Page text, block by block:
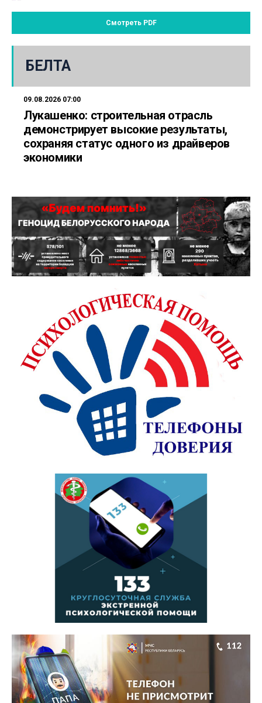
Смотреть PDF
БЕЛТА
09.08.2026 07:00
Лукашенко: строительная отрасль
демонстрирует высокие результаты,
сохраняя статус одного из драйверов
экономики